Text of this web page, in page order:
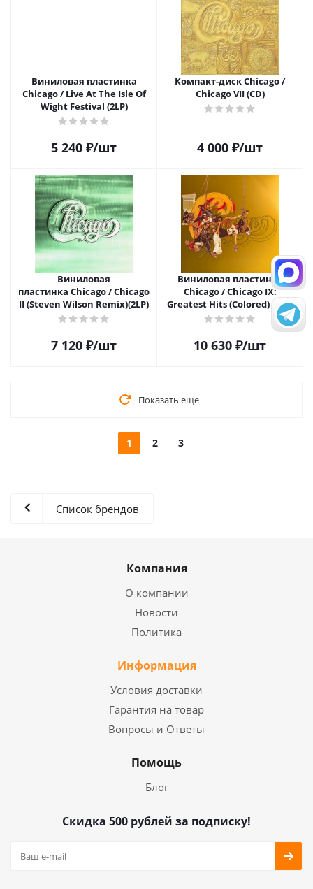
Виниловая пластинка
Chicago / Live At The Isle Of
Wight Festival (2LP)
5 240 ₽/шт
Компакт-диск Chicago /
Chicago VII (CD)
4 000 ₽/шт
Виниловая
пластинка Chicago / Chicago
II (Steven Wilson Remix)(2LP)
7 120 ₽/шт
Виниловая пластинка
Chicago / Chicago IX:
Greatest Hits (Colored) (2LP)
10 630 ₽/шт
Показать еще
1 2 3
Список брендов
Компания
О компании
Новости
Политика
Информация
Условия доставки
Гарантия на товар
Вопросы и Ответы
Помощь
Блог
Скидка 500 рублей за подписку!